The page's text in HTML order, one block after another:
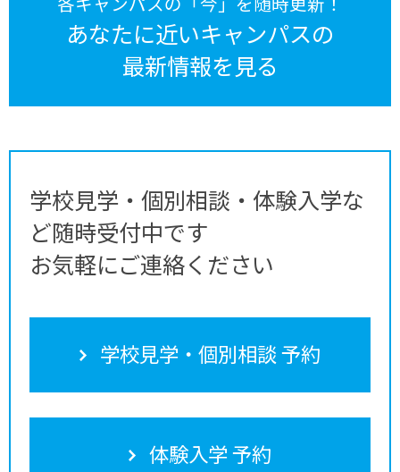
あなたに近いキャンパスの
最新情報を見る
学校見学・個別相談・体験入学な
ど随時受付中です
お気軽にご連絡ください
学校見学・個別相談 予約
体験入学 予約